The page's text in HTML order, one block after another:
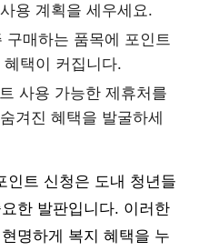
용 계획을 세우세요.
구매하는 품목에 포인트
택이 커집니다.
사용 가능한 제휴처를
겨진 혜택을 발굴하세
인트 신청은 도내 청년들
한 발판입니다. 이러한
명하게 복지 혜택을 누